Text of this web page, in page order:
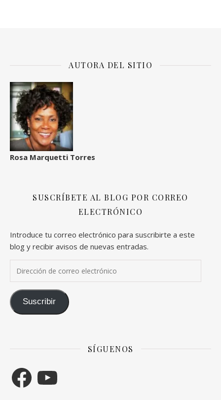
AUTORA DEL SITIO
Rosa Marquetti Torres
SUSCRÍBETE AL BLOG POR CORREO
ELECTRÓNICO
Introduce tu correo electrónico para suscribirte a este
blog y recibir avisos de nuevas entradas.
Suscribir
SÍGUENOS
Facebook